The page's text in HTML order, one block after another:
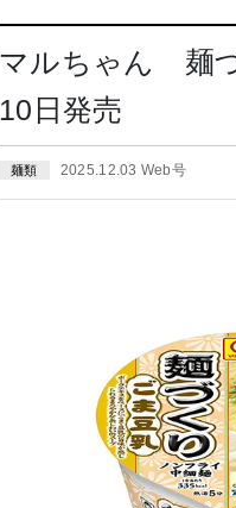
マルちゃん 麺
10日発売
麺類 2025.12.03 Web号